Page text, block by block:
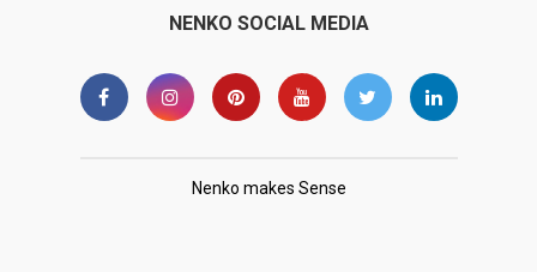
NENKO SOCIAL MEDIA
Nenko makes Sense